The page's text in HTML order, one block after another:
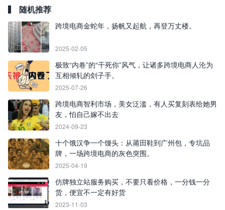
随机推荐
跨境电商金蛇年，扬帆又起航，再登万丈楼。
2025-02-05
极致“内卷”的“干死你”风气，让诸多跨境电商人沦为
互相倾轧的刽子手。
2025-07-26
跨境电商智利市场，美女泛滥，有人买复刻表给她男
友，怕自己嫁不出去
2024-09-23
十个饿汉争一个馒头：从莆田鞋到广州包，专坑品
牌，一场跨境电商的灰色突围。
2025-04-19
仿牌独立站服务购买，不要只看价格，一分钱一分
货，便宜不一定有好货
2023-11-03